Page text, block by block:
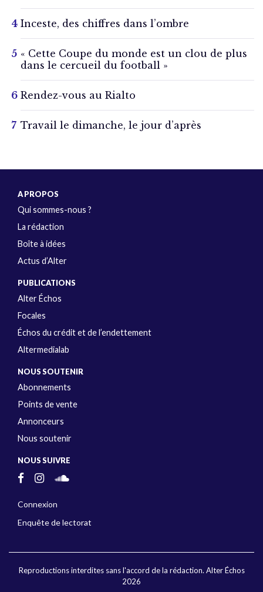
Inceste, des chiffres dans l’ombre
« Cette Coupe du monde est un clou de plus
dans le cercueil du football »
Rendez-vous au Rialto
Travail le dimanche, le jour d’après
A PROPOS
Qui sommes-nous ?
La rédaction
Boîte à idées
Actus d’Alter
PUBLICATIONS
Alter Échos
Focales
Échos du crédit et de l’endettement
Altermedialab
NOUS SOUTENIR
Abonnements
Points de vente
Annonceurs
Nous soutenir
NOUS SUIVRE
Connexion
Enquête de lectorat
Reproductions interdites sans l'accord de la rédaction. Alter Échos
2026